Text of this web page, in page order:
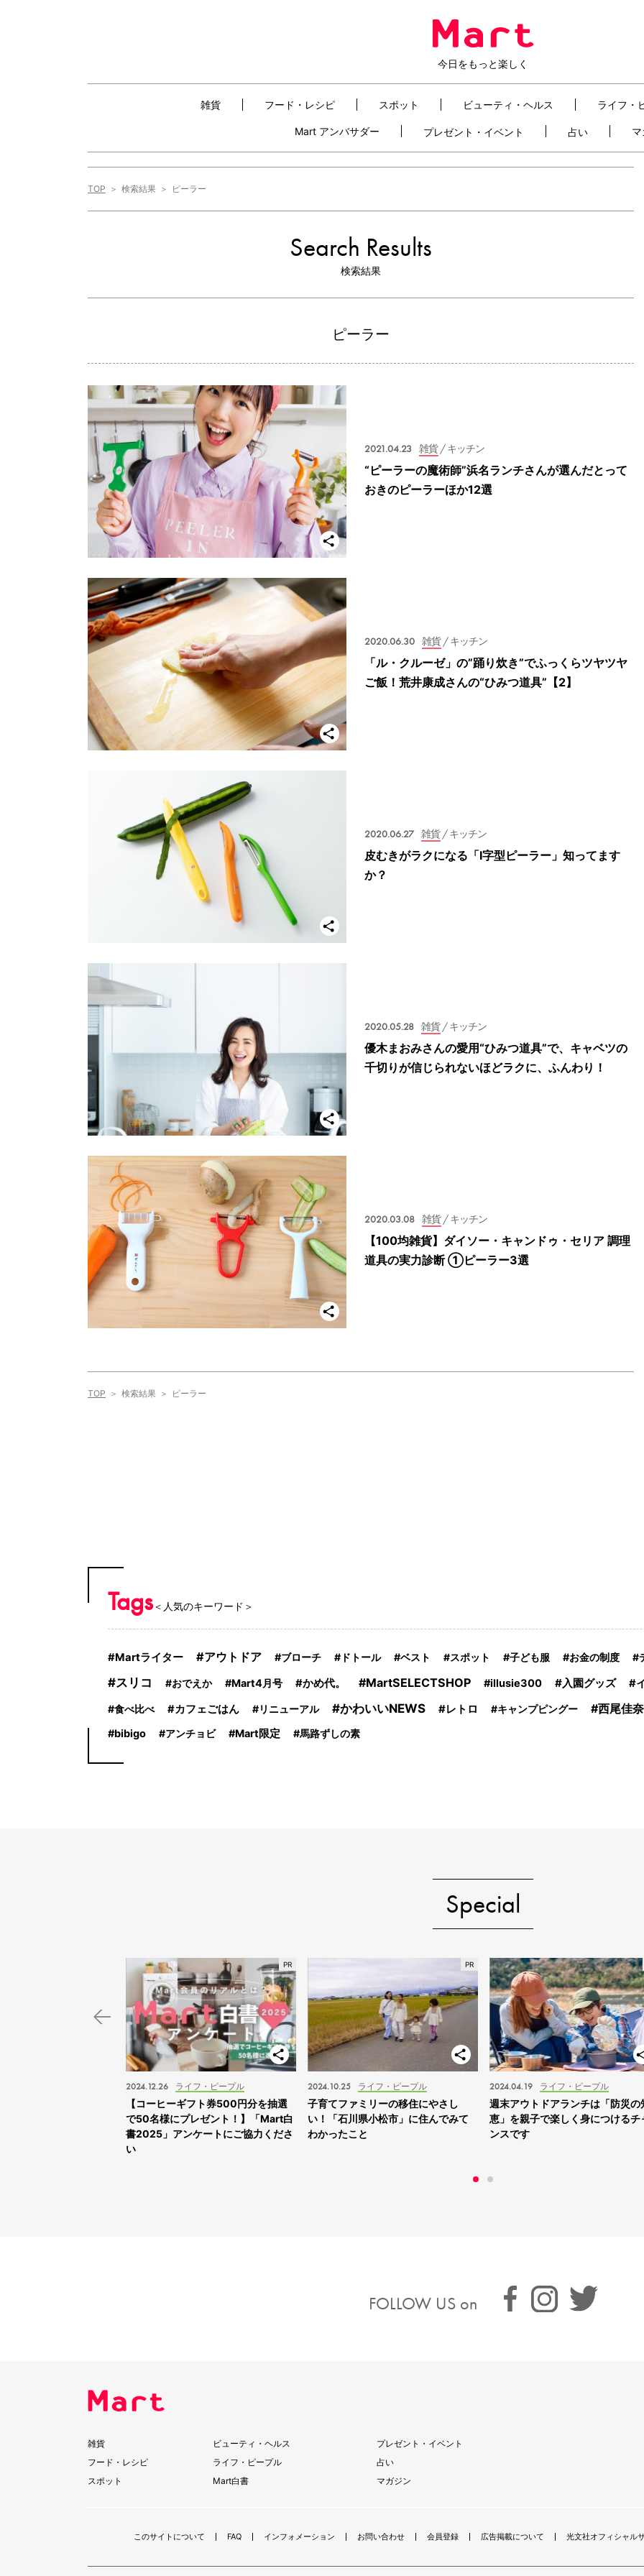
今日をもっと楽しく
雑貨 フード・レシピ スポット ビューティ・ヘルス ライフ・
Mart アンバサダー プレゼント・イベント 占い
TOP 検索結果 ピーラー
Search Results
検索結果
ピーラー
2021.04.23 雑貨/ キッチン
“ピーラーの魔術師”浜名ランチさんが選んだとって
おきのピーラーほか12選
2020.06.30 雑貨/ キッチン
「ル・クルーゼ」の”踊り炊き”でふっくらツヤツヤ
ご飯！荒井康成さんの“ひみつ道具”【2】
2020.06.27 雑貨/ キッチン
皮むきがラクになる「I字型ピーラー」知ってます
か？
2020.05.28 雑貨/ キッチン
優木まおみさんの愛用“ひみつ道具”で、キャベツの
千切りが信じられないほどラクに、ふんわり！
2020.03.08 雑貨/ キッチン
【100均雑貨】ダイソー・キャンドゥ・セリア 調理
道具の実力診断 ①ピーラー3選
TOP 検索結果 ピーラー
Tags＜人気のキーワード＞
Martライター アウトドア ブローチ ドトール ベスト スポット 子ども服 お金の制度
スリコ おでえか Mart4月号 かめ代。 MartSELECTSHOP illusie300 入園グッズ
食べ比べ カフェごはん リニューアル かわいいNEWS レトロ キャンプピングー 西尾佳
bibigo アンチョビ Mart限定 馬路ずしの素
Special
ライフ・ピープル
2024.12.26
【コーヒーギフト券500円分を抽選
で50名様にプレゼント！】「Mart白
書2025」アンケートにご協力くださ
い
ライフ・ピープル
2024.10.25
子育てファミリーの移住にやさし
い！「石川県小松市」に住んでみて
わかったこと
ライフ・ピープル
2024.04.19
週末アウトドアランチは「防災の
恵」を親子で楽しく身につけるチ
ンスです
FOLLOW US on
雑貨
フード・レシピ
スポット
ビューティ・ヘルス
ライフ・ピープル
Mart白書
プレゼント・イベント
占い
マガジン
このサイトについて FAQ インフォメーション お問い合わせ 会員登録 広告掲載について 光文社オフィシャル